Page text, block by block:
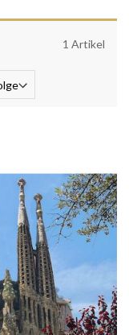
1 Artikel